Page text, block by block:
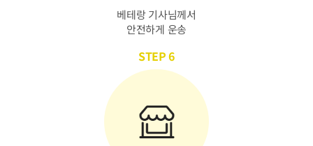
베테랑 기사님께서
안전하게 운송
STEP 6